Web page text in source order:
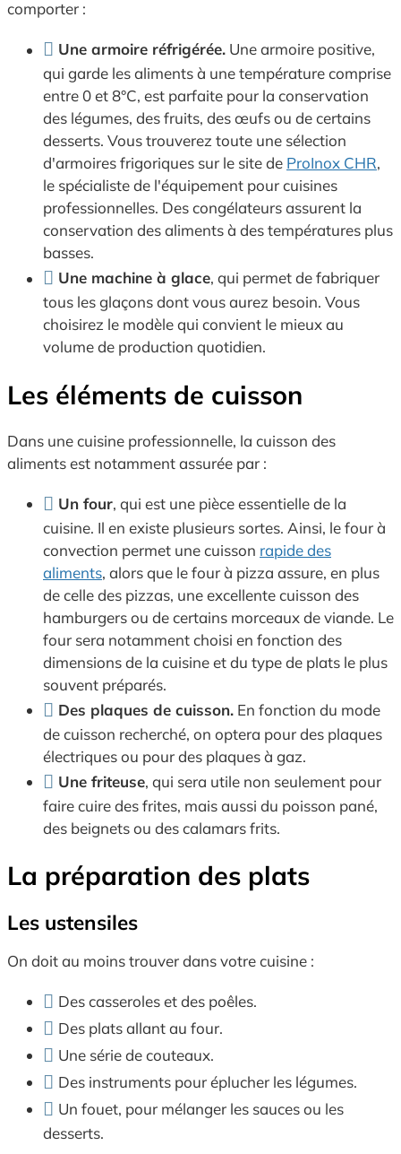
comporter :
Une armoire réfrigérée. Une armoire positive,
qui garde les aliments à une température comprise
entre 0 et 8°C, est parfaite pour la conservation
des légumes, des fruits, des œufs ou de certains
desserts. Vous trouverez toute une sélection
d'armoires frigoriques sur le site de ProInox CHR,
le spécialiste de l'équipement pour cuisines
professionnelles. Des congélateurs assurent la
conservation des aliments à des températures plus
basses.
Une machine à glace, qui permet de fabriquer
tous les glaçons dont vous aurez besoin. Vous
choisirez le modèle qui convient le mieux au
volume de production quotidien.
Les éléments de cuisson
Dans une cuisine professionnelle, la cuisson des
aliments est notamment assurée par :
Un four, qui est une pièce essentielle de la
cuisine. Il en existe plusieurs sortes. Ainsi, le four à
convection permet une cuisson rapide des
aliments, alors que le four à pizza assure, en plus
de celle des pizzas, une excellente cuisson des
hamburgers ou de certains morceaux de viande. Le
four sera notamment choisi en fonction des
dimensions de la cuisine et du type de plats le plus
souvent préparés.
Des plaques de cuisson. En fonction du mode
de cuisson recherché, on optera pour des plaques
électriques ou pour des plaques à gaz.
Une friteuse, qui sera utile non seulement pour
faire cuire des frites, mais aussi du poisson pané,
des beignets ou des calamars frits.
La préparation des plats
Les ustensiles
On doit au moins trouver dans votre cuisine :
Des casseroles et des poêles.
Des plats allant au four.
Une série de couteaux.
Des instruments pour éplucher les légumes.
Un fouet, pour mélanger les sauces ou les
desserts.